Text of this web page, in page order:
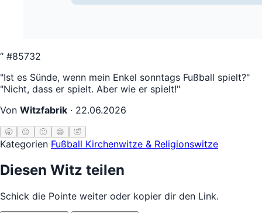
“ #85732
"Ist es Sünde, wenn mein Enkel sonntags Fußball spielt?"
"Nicht, dass er spielt. Aber wie er spielt!"
Von Witzfabrik · 22.06.2026
🥱 😐 🙂 😄 🤣
Kategorien Fußball Kirchenwitze & Religionswitze
Diesen Witz teilen
Schick die Pointe weiter oder kopier dir den Link.